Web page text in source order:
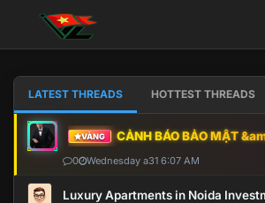
LATEST THREADS HOTTEST THREADS
VÀNG CẢNH BÁO BẢO MẬT
0 Wednesday a31 6:07 AM
Luxury Apartments in Noida